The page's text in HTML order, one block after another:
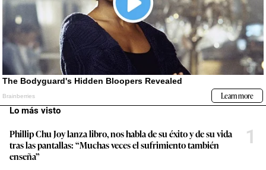
Lo más visto
Phillip Chu Joy lanza libro, nos habla de su éxito y de su vida
tras las pantallas: “Muchas veces el sufrimiento también
enseña”
1